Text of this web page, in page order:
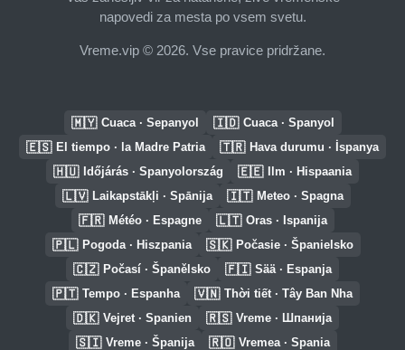
napovedi za mesta po vsem svetu.
Vreme.vip © 2026. Vse pravice pridržane.
🇲🇾 Cuaca · Sepanyol 🇮🇩 Cuaca · Spanyol
🇪🇸 El tiempo · la Madre Patria 🇹🇷 Hava durumu · İspanya
🇭🇺 Időjárás · Spanyolország 🇪🇪 Ilm · Hispaania
🇱🇻 Laikapstākļi · Spānija 🇮🇹 Meteo · Spagna
🇫🇷 Météo · Espagne 🇱🇹 Oras · Ispanija
🇵🇱 Pogoda · Hiszpania 🇸🇰 Počasie · Španielsko
🇨🇿 Počasí · Španělsko 🇫🇮 Sää · Espanja
🇵🇹 Tempo · Espanha 🇻🇳 Thời tiết · Tây Ban Nha
🇩🇰 Vejret · Spanien 🇷🇸 Vreme · Шпанија
🇸🇮 Vreme · Španija 🇷🇴 Vremea · Spania